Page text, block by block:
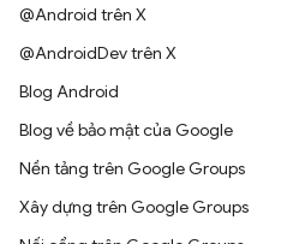
@Android trên X
@AndroidDev trên X
Blog Android
Blog về bảo mật của Google
Nền tảng trên Google Groups
Xây dựng trên Google Groups